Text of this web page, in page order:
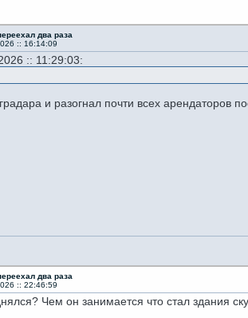
два раза
:: 16:14:09
:: 11:29:03:
и разогнал почти всех арендаторов
два раза
:: 22:46:59
Чем он занимается что стал здания